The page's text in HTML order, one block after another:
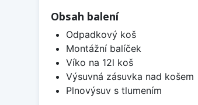
Obsah balení
Odpadkový koš
Montážní balíček
Víko na 12l koš
Výsuvná zásuvka nad košem
Plnovýsuv s tlumením